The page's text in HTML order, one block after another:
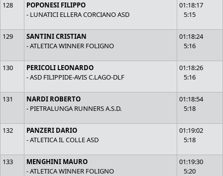
128
POPONESI FILIPPO
- LUNATICI ELLERA CORCIANO ASD
01:18:17
5:15
129
SANTINI CRISTIAN
- ATLETICA WINNER FOLIGNO
01:18:24
5:16
130
PERICOLI LEONARDO
- ASD FILIPPIDE-AVIS C.LAGO-DLF
01:18:26
5:16
131
NARDI ROBERTO
- PIETRALUNGA RUNNERS A.S.D.
01:18:54
5:18
132
PANZERI DARIO
- ATLETICA IL COLLE ASD
01:19:02
5:18
133
MENGHINI MAURO
- ATLETICA WINNER FOLIGNO
01:19:30
5:20